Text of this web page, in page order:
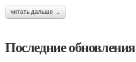
читать дальше →
Последние